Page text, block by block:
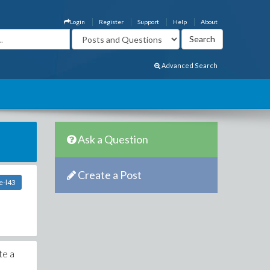
About
Help
Support
Register
Login
Advanced Search
l43
a
Ask a Question
Create a Post